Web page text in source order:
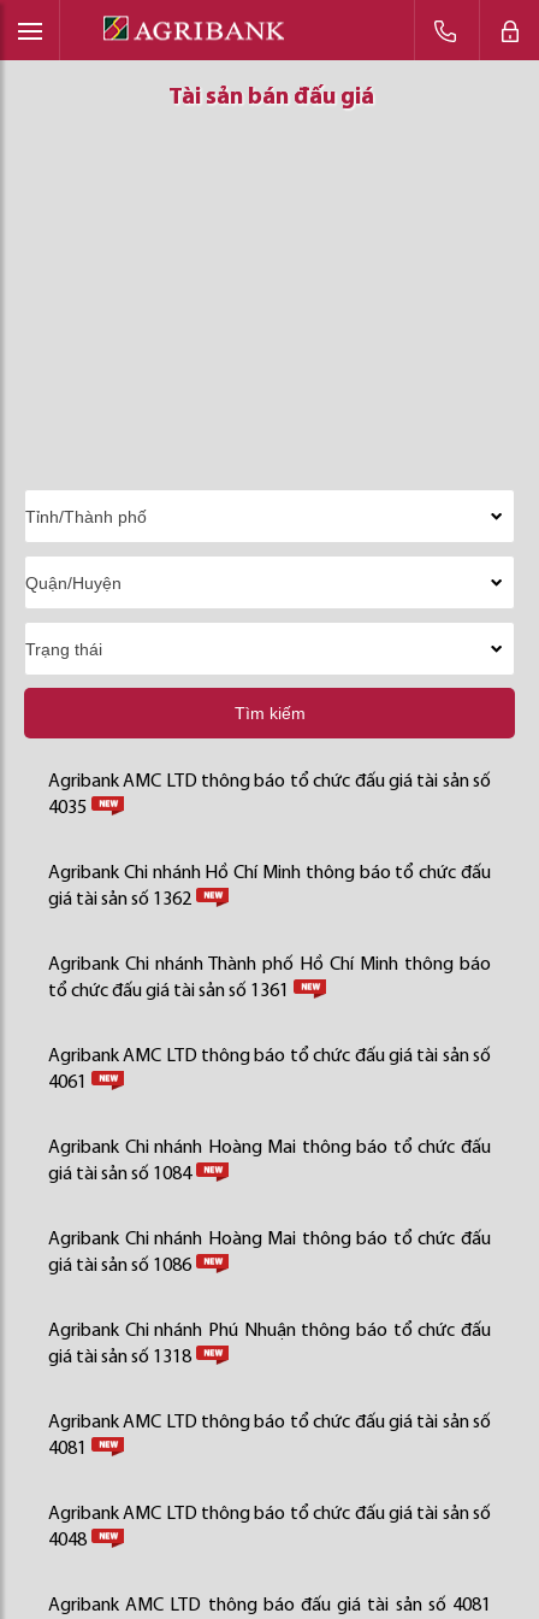
Tài sản bán đấu giá
Tài sản bán đấu giá
Tài sản bán đấu giá
Tìm kiếm
Agribank AMC LTD thông báo tổ chức đấu giá tài sản số
4035
Agribank Chi nhánh Hồ Chí Minh thông báo tổ chức đấu
giá tài sản số 1362
Agribank Chi nhánh Thành phố Hồ Chí Minh thông báo
tổ chức đấu giá tài sản số 1361
Agribank AMC LTD thông báo tổ chức đấu giá tài sản số
4061
Agribank Chi nhánh Hoàng Mai thông báo tổ chức đấu
giá tài sản số 1084
Agribank Chi nhánh Hoàng Mai thông báo tổ chức đấu
giá tài sản số 1086
Agribank Chi nhánh Phú Nhuận thông báo tổ chức đấu
giá tài sản số 1318
Agribank AMC LTD thông báo tổ chức đấu giá tài sản số
4081
Agribank AMC LTD thông báo tổ chức đấu giá tài sản số
4048
Agribank AMC LTD thông báo đấu giá tài sản số 4081